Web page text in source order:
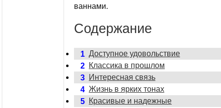
ваннами.
Содержание
1 Доступное удовольствие
2
Классика в прошлом
3
Интересная связь
4 Жизнь в ярких тонах
5
Красивые и надежные